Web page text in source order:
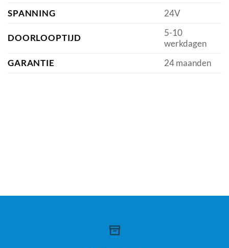
SPANNING 24V
DOORLOOPTIJD
5-10
werkdagen
GARANTIE
24 maanden